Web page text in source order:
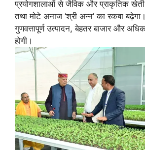
प्रयोगशालाओं से जैविक और प्राकृतिक खेती
तथा मोटे अनाज ‘श्री अन्न’ का रकबा
गुणवत्तापूर्ण उत्पादन, बेहतर बाजार और
होगी।